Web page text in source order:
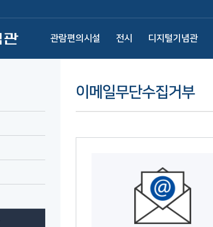
관람편의시설 전시 디지털기념관
이메일무단수집거부